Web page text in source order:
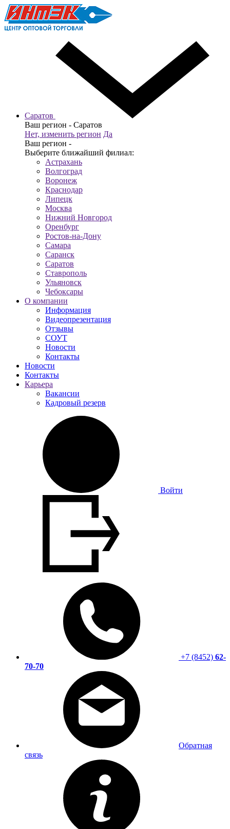
Саратов
Ваш регион - Саратов
Нет, изменить регион Да
Ваш регион -
Выберите ближайший филиал:
Астрахань
Волгоград
Воронеж
Краснодар
Липецк
Москва
Нижний Новгород
Оренбург
Ростов-на-Дону
Самара
Саранск
Саратов
Ставрополь
Ульяновск
Чебоксары
О компании
Информация
Видеопрезентация
Отзывы
СОУТ
Новости
Контакты
Новости
Контакты
Карьера
Вакансии
Кадровый резерв
Войти
+7 (8452) 62-
70-70
Обратная
связь